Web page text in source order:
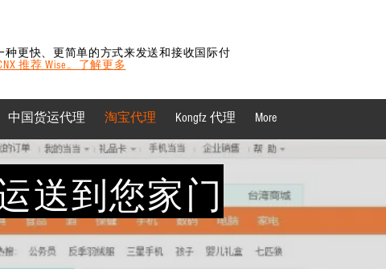
种更快、更简单的方式来发送和接收国际付
推荐 Wise。了解更多
中国货运代理 淘宝代理 Kongfz 代理 More
送到您家门